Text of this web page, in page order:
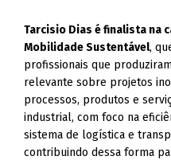
Tarcisio Dias é finalista na
Mobilidade Sustentável,
profissionais que
relevante sobre projetos
processos, produtos e
industrial, com foco na
sistema de logística e
contribuindo dessa forma